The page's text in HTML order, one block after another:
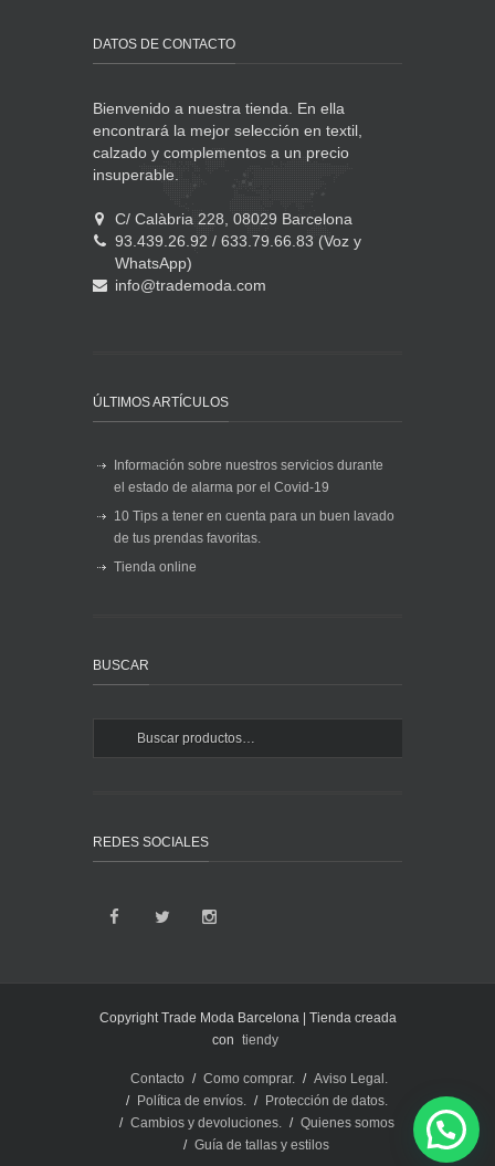
DATOS DE CONTACTO
Bienvenido a nuestra tienda. En ella
encontrará la mejor selección en textil,
calzado y complementos a un precio
insuperable.
C/ Calàbria 228, 08029 Barcelona
93.439.26.92 / 633.79.66.83 (Voz y
WhatsApp)
info@trademoda.com
ÚLTIMOS ARTÍCULOS
Información sobre nuestros servicios durante
el estado de alarma por el Covid-19
10 Tips a tener en cuenta para un buen lavado
de tus prendas favoritas.
Tienda online
BUSCAR
REDES SOCIALES
Copyright Trade Moda Barcelona | Tienda creada
con tiendy
Contacto Como comprar.
Aviso Legal.
Política de envíos.
Protección de datos.
Cambios y devoluciones.
Quienes somos
Guía de tallas y estilos